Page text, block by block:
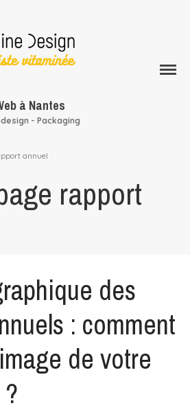
Qui suis-je ?
Rapport d’activité
conception graphique
Mes clients
Contact
Rapport d’activité 2024 –
AMPP Viala
Une confiance renouvelée de
à Nantes
- Packaging
annuel
rapport
des
: comment
de votre